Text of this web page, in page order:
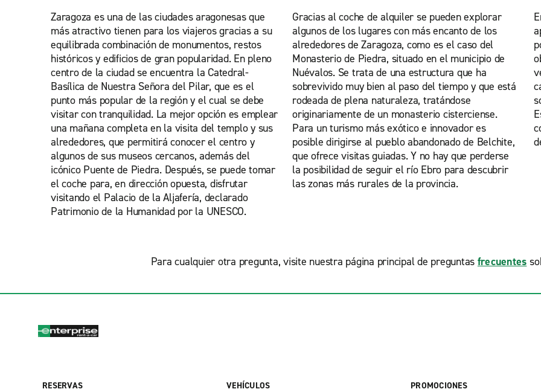
Zaragoza es una de las ciudades aragonesas que
más atractivo tienen para los viajeros gracias a su
equilibrada combinación de monumentos, restos
históricos y edificios de gran popularidad. En pleno
centro de la ciudad se encuentra la Catedral-
Basílica de Nuestra Señora del Pilar, que es el
punto más popular de la región y el cual se debe
visitar con tranquilidad. La mejor opción es emplear
una mañana completa en la visita del templo y sus
alrededores, que permitirá conocer el centro y
algunos de sus museos cercanos, además del
icónico Puente de Piedra. Después, se puede tomar
el coche para, en dirección opuesta, disfrutar
visitando el Palacio de la Aljafería, declarado
Patrimonio de la Humanidad por la UNESCO.
Gracias al coche de alquiler se pueden explorar
algunos de los lugares con más encanto de los
alrededores de Zaragoza, como es el caso del
Monasterio de Piedra, situado en el municipio de
Nuévalos. Se trata de una estructura que ha
sobrevivido muy bien al paso del tiempo y que está
rodeada de plena naturaleza, tratándose
originariamente de un monasterio cisterciense.
Para un turismo más exótico e innovador es
posible dirigirse al pueblo abandonado de Belchite,
que ofrece visitas guiadas. Y no hay que perderse
la posibilidad de seguir el río Ebro para descubrir
las zonas más rurales de la provincia.
Para cualquier otra pregunta, visite nuestra página principal de preguntas frecuentes
RESERVAS
VEHÍCULOS
PROMOCIONES